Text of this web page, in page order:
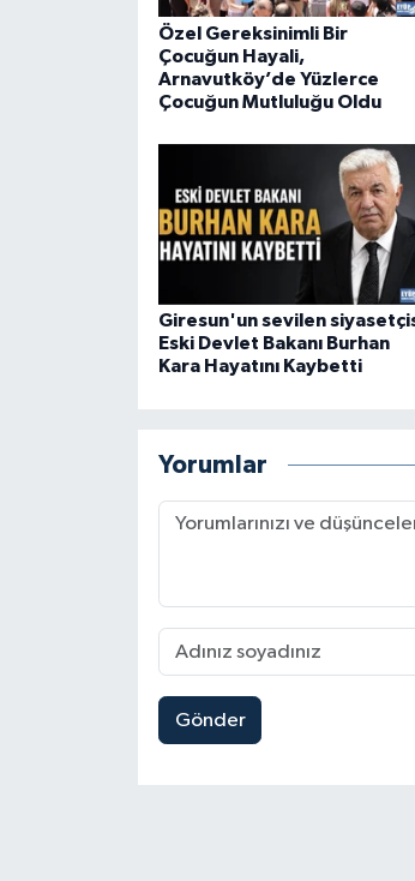
Özel Gereksinimli Bir
Çocuğun Hayali,
Arnavutköy’de Yüzlerce
Çocuğun Mutluluğu Oldu
Giresun'un sevilen
Eski Devlet Bakanı Burhan
Kara Hayatını Kaybetti
Yorumlar
Gönder